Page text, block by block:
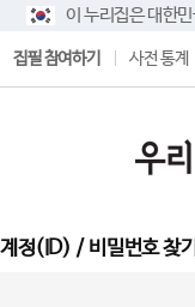
이 누리집은 대한
집필 참여하기 사전 통계
계정(ID) / 비밀번호 찾기